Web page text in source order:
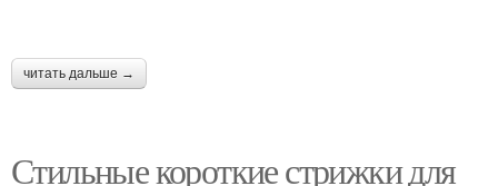
читать дальше →
Стильные короткие стрижки для